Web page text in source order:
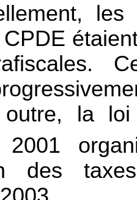
la loi
des